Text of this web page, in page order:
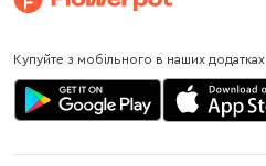
Купуйте з мобільного в наших додатках